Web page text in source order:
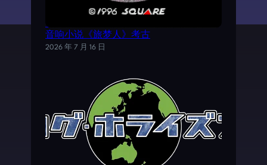
音响小说《旅梦人》考古
2026 年 7 月 16 日